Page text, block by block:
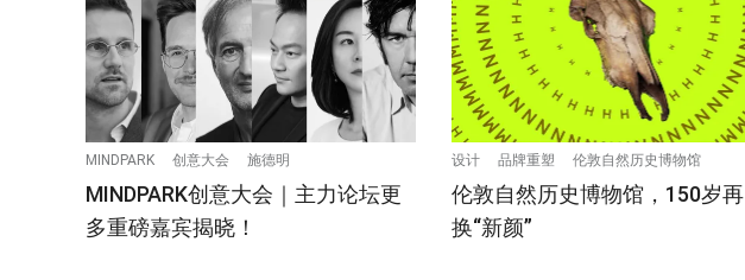
MINDPARK 创意大会 施德明
MINDPARK创意大会｜主力论坛更
多重磅嘉宾揭晓！
设计 品牌重塑 伦敦自然历史博物馆
伦敦自然历史博物馆，150岁再
换“新颜”